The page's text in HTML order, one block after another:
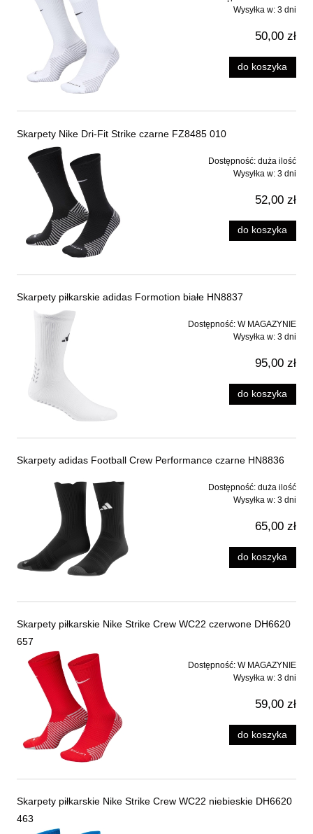
Wysyłka w: 3 dni
50,00 zł
do koszyka
Skarpety Nike Dri-Fit Strike czarne FZ8485 010
Dostępność: duża ilość
Wysyłka w: 3 dni
52,00 zł
do koszyka
Skarpety piłkarskie adidas Formotion białe HN8837
Dostępność: W MAGAZYNIE
Wysyłka w: 3 dni
95,00 zł
do koszyka
Skarpety adidas Football Crew Performance czarne HN8836
Dostępność: duża ilość
Wysyłka w: 3 dni
65,00 zł
do koszyka
Skarpety piłkarskie Nike Strike Crew WC22 czerwone DH6620
657
Dostępność: W MAGAZYNIE
Wysyłka w: 3 dni
59,00 zł
do koszyka
Skarpety piłkarskie Nike Strike Crew WC22 niebieskie DH6620
463